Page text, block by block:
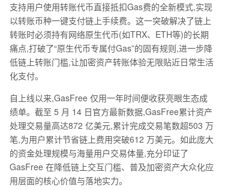
支持用户使用转账代币直接抵扣Gas费的全新模式,实现
以转账币种一键支付链上手续费。这一突破解决了链上
转账时必须持有网络原生代币(如TRX、 ETH等)的长期
痛点,打破了“原生代币专属付Gas”的固有规则,进一步降
低链上转账门槛,让加密资产转账体验无限贴近日常生活
化支付。
自上线以来,GasFree 仅用一年时间便收获亮眼生态成
绩单。截至 5 月 14 日官方最新数据,GasFree累计资产
处理交易量高达872 亿美元,累计完成交易笔数超503 万
笔,为用户累计节省链上费用突破612 万美元。如此庞大
的资金处理规模与海量用户交易体量,充分印证了
GasFree 在降低链上交互门槛、普及加密资产大众化应
用层面的核心价值与落地实力。